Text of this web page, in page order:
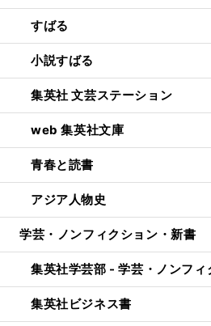
すばる
小説すばる
集英社 文芸ステーション
web 集英社文庫
青春と読書
アジア人物史
学芸・ノンフィクション・新書
集英社学芸部 - 学芸・ノンフィ
集英社ビジネス書